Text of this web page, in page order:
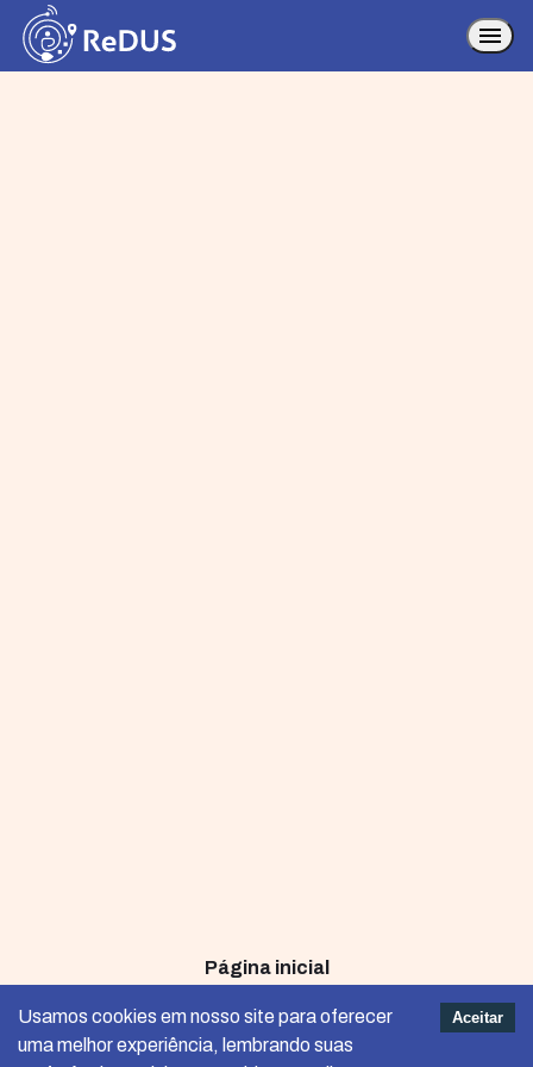
Página inicial
Termos e Condições de Uso
Política de Privacidade
Usamos cookies em nosso site para oferecer
uma melhor experiência, lembrando suas
Aceitar